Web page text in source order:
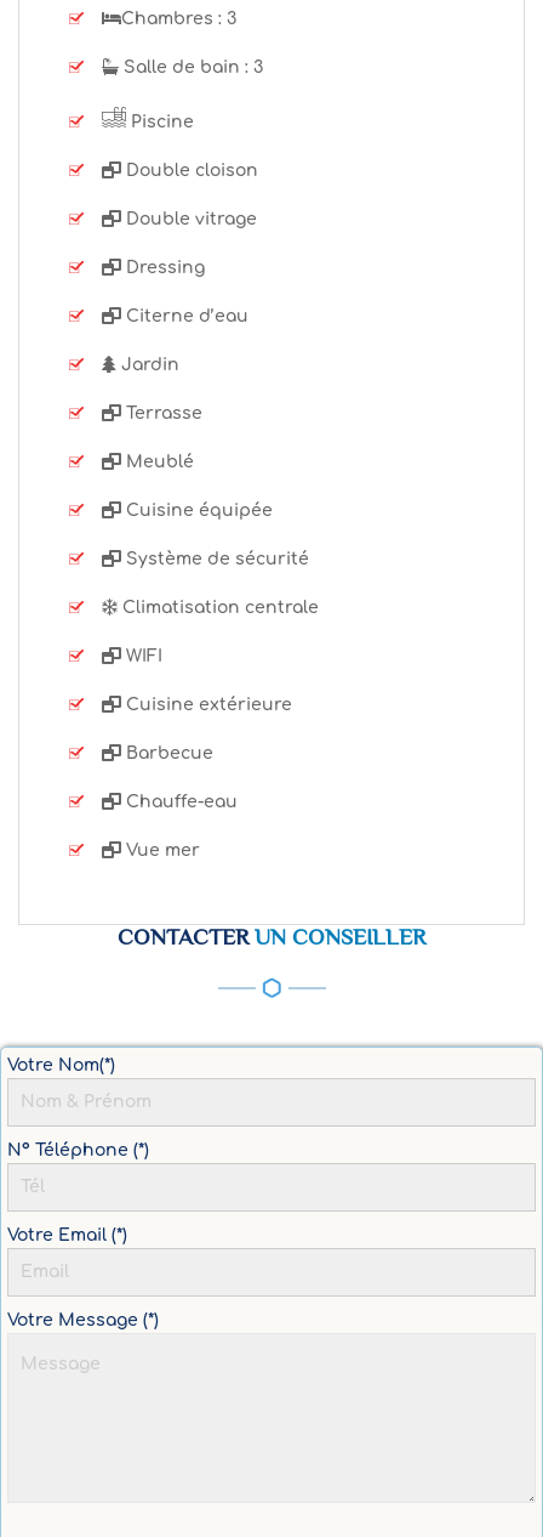
Chambres : 3
Salle de bain : 3
Piscine
Double cloison
Double vitrage
Dressing
Citerne d’eau
Jardin
Terrasse
Meublé
Cuisine équipée
Système de sécurité
Climatisation centrale
WIFI
Cuisine extérieure
Barbecue
Chauffe-eau
Vue mer
CONTACTERUN CONSEILLER
Votre Nom(*)
N° Téléphone (*)
Votre Email (*)
Votre Message (*)